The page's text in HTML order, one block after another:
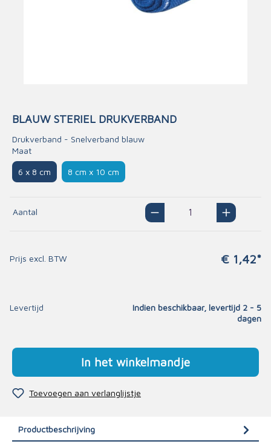
BLAUW STERIEL DRUKVERBAND
Drukverband - Snelverband blauw
Maat
6 x 8 cm 8 cm x 10 cm
Aantal
Prijs excl. BTW € 1,42*
Levertijd
Indien beschikbaar, levertijd 2 - 5
dagen
In het winkelmandje
Toevoegen aan verlanglijstje
Productbeschrijving